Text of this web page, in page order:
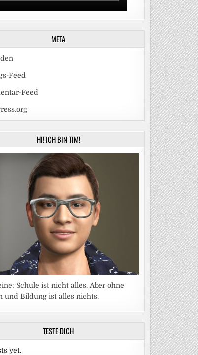
META
Feed
Feed
HI! ICH BIN TIM!
Schule ist nicht alles. Aber ohne
und Bildung ist alles nichts.
TESTE DICH
yet.